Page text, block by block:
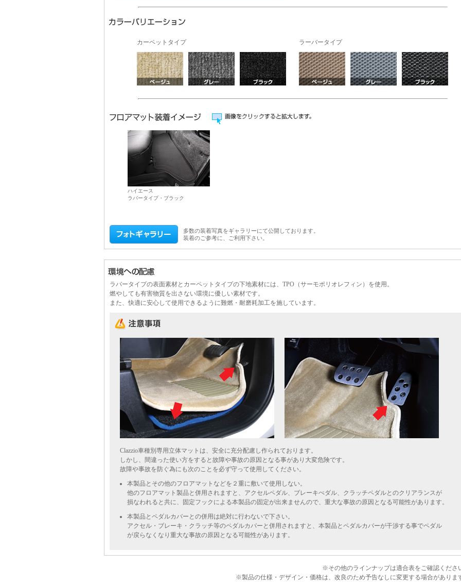
カーペットタイプ ラーバータイプ
ハイエース
ラバータイプ・ブラック
多数の装着写真をギャラリーにて公開しております。
装着のご参考に、ご利用下さい。
ラバータイプの表面素材とカーペットタイプの下地素材には、TPO（サーモポリオレフィン）を使用。
燃やしても有害物質を出さない環境に優しい素材です。
また、快適に安心して使用できるように難燃・耐磨耗加工を施しています。
Clazzio車種別専用立体マットは、安全に充分配慮し作られております。
しかし、間違った使い方をすると故障や事故の原因となる事があり大変危険です。
故障や事故を防ぐ為にも次のことを必ず守って使用してください。
本製品とその他のフロアマットなどを２重に敷いて使用しない。
他のフロアマット製品と併用されますと、アクセルペダル、ブレーキぺダル、クラッチペダルとのクリアランスが
損なわれると共に、固定フックによる本製品の固定が出来ませんので、重大な事故の原因となる可能性があります。
本製品とペダルカバーとの併用は絶対に行わないで下さい。
アクセル・ブレーキ・クラッチ等のペダルカバーと併用されますと、本製品とペダルカバーが干渉する事でペダル
が戻らなくなり重大な事故の原因となる可能性があります。
※その他のラインナップは適合表をご確認くださ
※製品の仕様・デザイン・価格は、改良のため予告なしに変更する場合がありま